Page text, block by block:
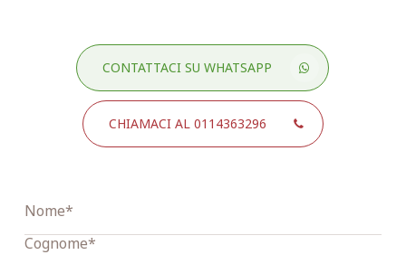
CONTATTACI SU WHATSAPP
CHIAMACI AL 0114363296